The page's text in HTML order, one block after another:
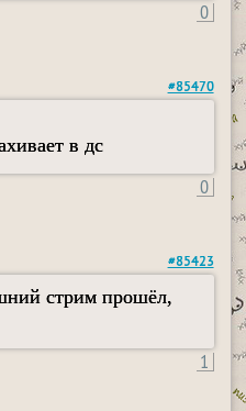
0
#85470
в дс
0
#85423
стрим прошёл,
1